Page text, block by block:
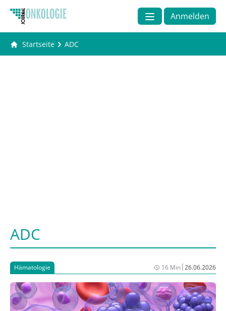
Anmelden
Startseite ADC
ADC
Hämatologie 16 Min|26.06.2026